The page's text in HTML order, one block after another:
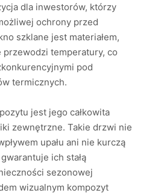
dla inwestorów, którzy
ochrony przed
szklane jest materiałem,
temperatury, co
pod
termicznych.
jest jego całkowita
zewnętrzne. Takie drzwi nie
upału ani nie kurczą
ich stałą
sezonowej
wizualnym kompozyt